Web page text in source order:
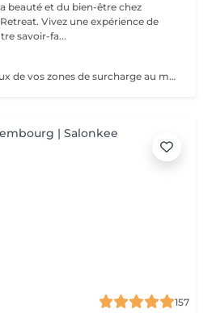
beauté et du bien-être chez
Vivez une expérience de
savoir-fa...
Réduisez les tissus adipeux de vos zones de surcharge au moyen dun système de refroidissement contrôlé. La technique Cooltech réduit définitivement les tissus adipeux pour des résultats visibles après une seule séance. Le traitement est indolore, non invasif, sûr et efficace. Abdomen, poignées damour, intérieur et extérieur des cuisses, bourrelets dans le dos, intérieur et extérieur des genoux, culotte de cheval. Cure de 2 Soins possibles - Prix 845
157